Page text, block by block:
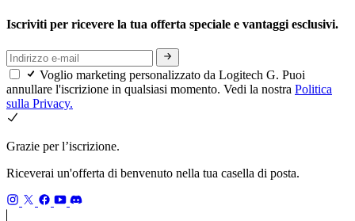
Iscriviti per ricevere la tua offerta speciale e vantaggi esclusivi.
Voglio marketing personalizzato da Logitech G. Puoi
annullare l'iscrizione in qualsiasi momento. Vedi la nostra Politica
sulla Privacy.
Grazie per l’iscrizione.
Riceverai un'offerta di benvenuto nella tua casella di posta.